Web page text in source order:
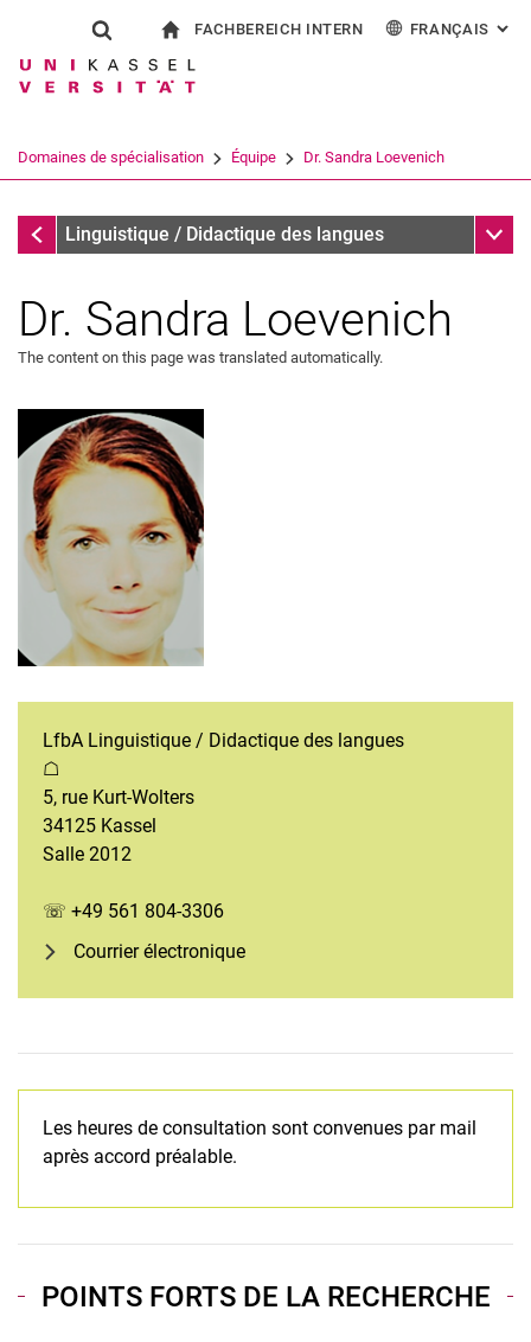
Jump directly to: content
Jump directly to: search
Jump directly to: main
Show search form
Search term
Search (opens an external link in a
FACHBEREICH INTERN FRANÇAIS :
Domaines de spécialisation Équipe Dr. Sandra Loevenich
ÉquipeLinguistique / Didactique des langues Sub
Dr. Sandra Loevenich
The content on this page was translated automatically.
LfbA Linguistique / Didactique des langues
☖
5, rue Kurt-Wolters
34125 Kassel
Salle 2012
☏ +49 561 804-3306
Courrier électronique
Les heures de consultation sont convenues par mail
après accord préalable.
POINTS FORTS DE LA RECHERCHE